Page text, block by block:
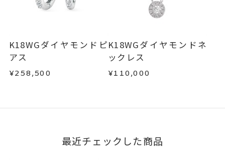
K18WGダイヤモンドピ
アス
¥258,500
K18WGダイヤモンドネ
ックレス
¥110,000
最近チェックした商品